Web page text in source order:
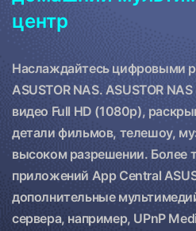
центр
Наслаждайтесь цифровыми
ASUSTOR NAS. ASUSTOR
видео Full HD (1080p),
детали фильмов, телешоу,
высоком разрешении. Более
приложений App Central
дополнительные
сервера, например, UPnP